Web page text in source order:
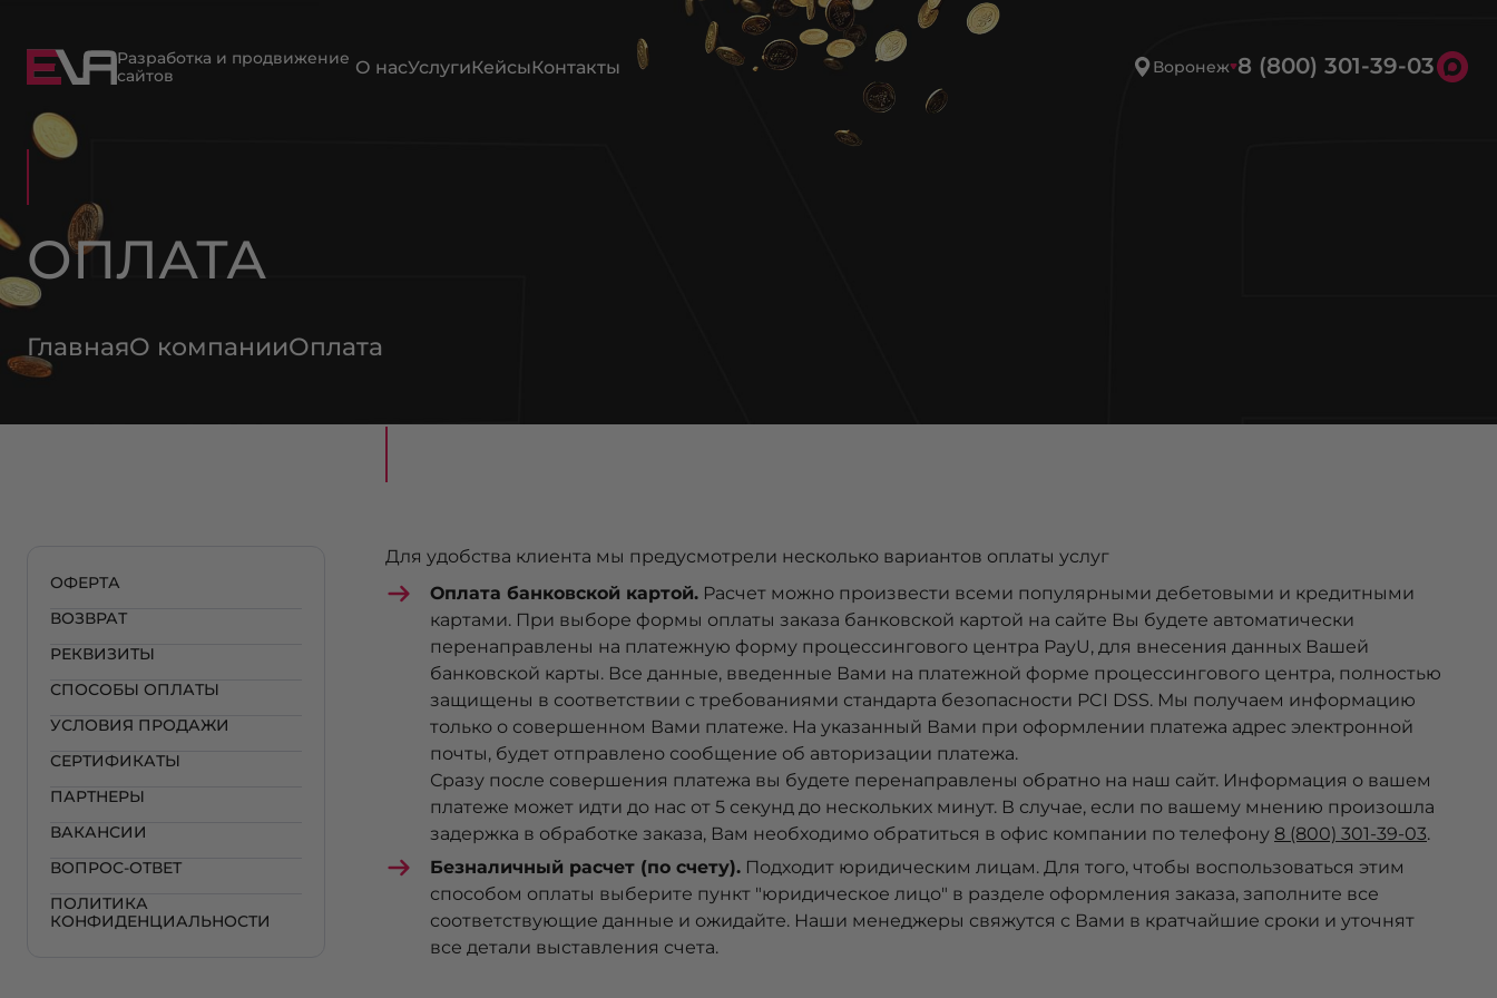
Разработка и продвижение
сайтов
О насУслугиКейсыКонтакты Воронеж 8 (800) 301-39-03
ОПЛАТА
ГлавнаяО компанииОплата
ОФЕРТА
ВОЗВРАТ
РЕКВИЗИТЫ
СПОСОБЫ ОПЛАТЫ
УСЛОВИЯ ПРОДАЖИ
СЕРТИФИКАТЫ
ПАРТНЕРЫ
ВАКАНСИИ
ВОПРОС-ОТВЕТ
ПОЛИТИКА
КОНФИДЕНЦИАЛЬНОСТИ
Для удобства клиента мы предусмотрели несколько вариантов оплаты услуг
Оплата банковской картой. Расчет можно произвести всеми популярными дебетовыми и кредитными
картами. При выборе формы оплаты заказа банковской картой на сайте Вы будете автоматически
перенаправлены на платежную форму процессингового центра PayU, для внесения данных Вашей
банковской карты. Все данные, введенные Вами на платежной форме процессингового центра, полностью
защищены в соответствии с требованиями стандарта безопасности PCI DSS. Мы получаем информацию
только о совершенном Вами платеже. На указанный Вами при оформлении платежа адрес электронной
почты, будет отправлено сообщение об авторизации платежа.
Сразу после совершения платежа вы будете перенаправлены обратно на наш сайт. Информация о вашем
платеже может идти до нас от 5 секунд до нескольких минут. В случае, если по вашему мнению произошла
задержка в обработке заказа, Вам необходимо обратиться в офис компании по телефону 8 (800) 301-39-03.
Безналичный расчет (по счету). Подходит юридическим лицам. Для того, чтобы воспользоваться этим
способом оплаты выберите пункт "юридическое лицо" в разделе оформления заказа, заполните все
соответствующие данные и ожидайте. Наши менеджеры свяжутся с Вами в кратчайшие сроки и уточнят
все детали выставления счета.